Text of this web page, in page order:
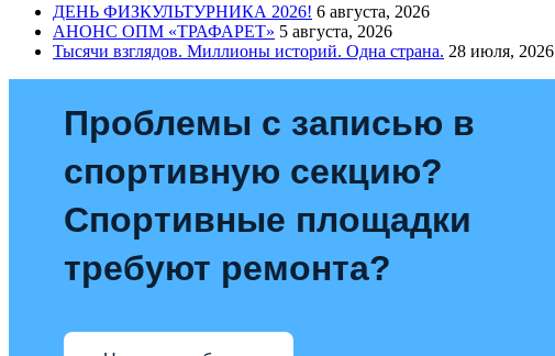
ДЕНЬ ФИЗКУЛЬТУРНИКА 2026! 6 августа, 2026
АНОНС ОПМ «ТРАФАРЕТ» 5 августа, 2026
Тысячи взглядов. Миллионы историй. Одна страна. 28 июля, 2026
Проблемы с записью в
спортивную секцию?
Спортивные площадки
требуют ремонта?